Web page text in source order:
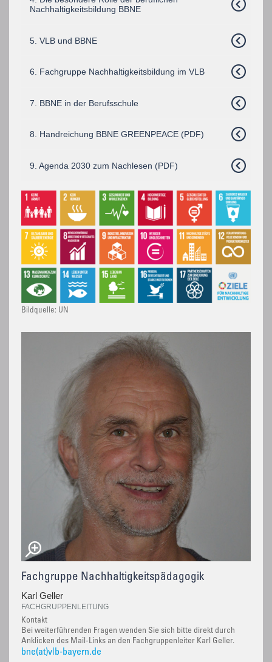
Nachhaltigkeitsbildung BBNE
5. VLB und BBNE
6. Fachgruppe Nachhaltigkeitsbildung im VLB
7. BBNE in der Berufsschule
8. Handreichung BBNE GREENPEACE (PDF)
9. Agenda 2030 zum Nachlesen (PDF)
Bildquelle: UN
Fachgruppe Nachhaltigkeitspädagogik
Karl Geller
FACHGRUPPENLEITUNG
Kontakt
Bei weiterführenden Fragen wenden Sie sich bitte direkt durch
Anklicken des Mail-Links an den Fachgruppenleiter Karl Geller.
bne(at)vlb-bayern.de